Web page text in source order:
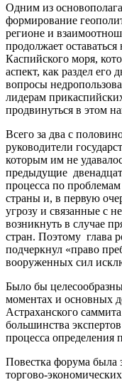
Одним из
формирование
регионе и
продолжает оставаться
Каспийского моря,
аспект, как раздел его
вопросы
лидерам
продвинуться в этом
Всего за два с
руководители
которым им не
предыдущие
процесса по
страны и, в первую
угрозу и связанные с
возникнуть в случае
стран. Поэтому глава
подчеркнул «право
вооруженных сил
Было бы
моментах и основных
Астраханского
большинства
процесса определения
Повестка форума была
торгово-